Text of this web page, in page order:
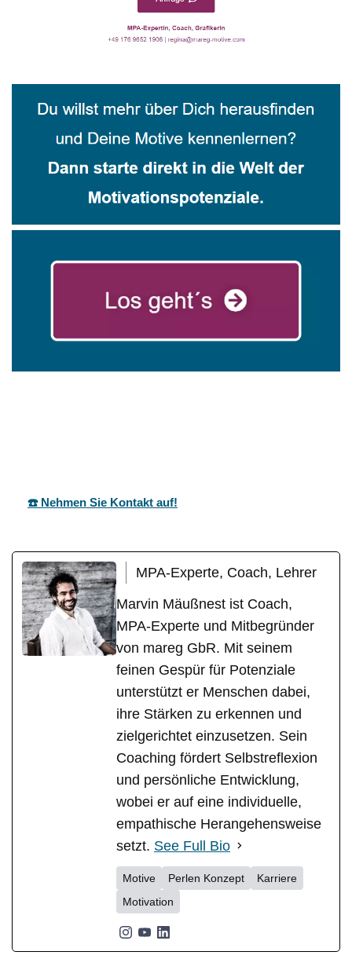
☎️ Nehmen Sie Kontakt auf!
MPA-Experte, Coach, Lehrer
Marvin Mäußnest ist Coach,
MPA-Experte und Mitbegründer
von mareg GbR. Mit seinem
feinen Gespür für Potenziale
unterstützt er Menschen dabei,
ihre Stärken zu erkennen und
zielgerichtet einzusetzen. Sein
Coaching fördert Selbstreflexion
und persönliche Entwicklung,
wobei er auf eine individuelle,
empathische Herangehensweise
setzt. See Full Bio
Motive Perlen Konzept
Karriere
Motivation